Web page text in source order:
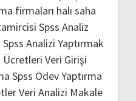
firmaları halı saha
Spss Analiz
Spss Analizi Yaptırmak
Veri Girişi
Spss Ödev Yaptırma
Veri Analizi Makale